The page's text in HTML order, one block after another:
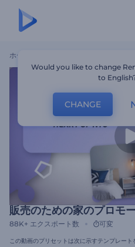
ホーム
販売のための家のプロモ
88K+ エクスポート数 可変
この動画のプリセットは次に示すテンプレート
Would you like to change
to
CHANGE